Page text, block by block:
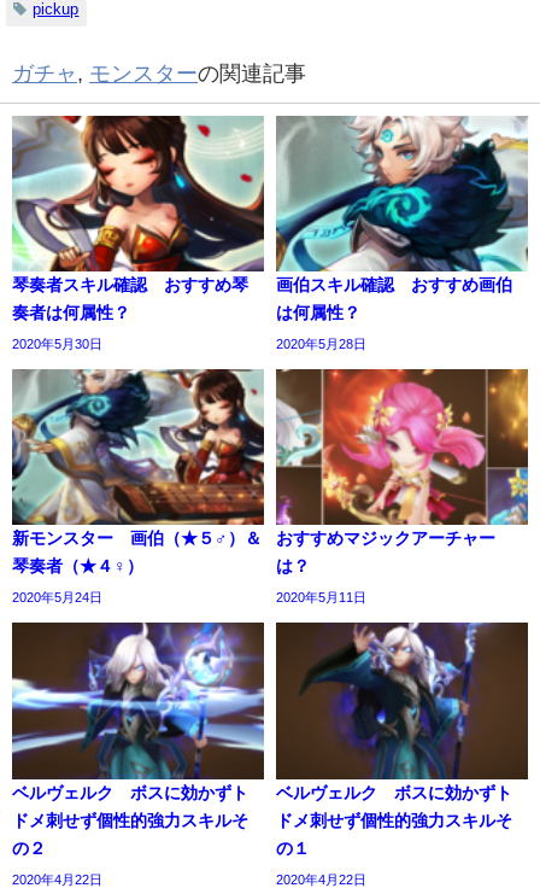
pickup
ガチャ , モンスターの関連記事
琴奏者スキル確認 おすすめ琴
奏者は何属性？
2020年5月30日
画伯スキル確認 おすすめ画伯
は何属性？
2020年5月28日
新モンスター 画伯（★５♂）＆
琴奏者（★４♀）
2020年5月24日
おすすめマジックアーチャー
は？
2020年5月11日
ベルヴェルク ボスに効かずト
ドメ刺せず個性的強力スキルそ
の２
2020年4月22日
ベルヴェルク ボスに効かずト
ドメ刺せず個性的強力スキルそ
の１
2020年4月22日